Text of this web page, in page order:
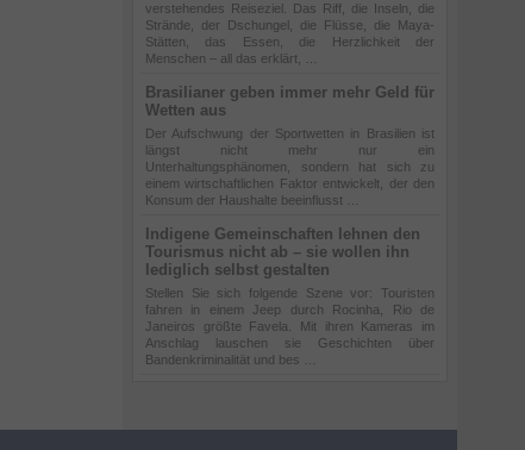
verstehendes Reiseziel. Das Riff, die Inseln, die
Strände, der Dschungel, die Flüsse, die Maya-
Stätten, das Essen, die Herzlichkeit der
Menschen – all das erklärt, …
Brasilianer geben immer mehr Geld für
Wetten aus
Der Aufschwung der Sportwetten in Brasilien ist
längst nicht mehr nur ein
Unterhaltungsphänomen, sondern hat sich zu
einem wirtschaftlichen Faktor entwickelt, der den
Konsum der Haushalte beeinflusst …
Indigene Gemeinschaften lehnen den
Tourismus nicht ab – sie wollen ihn
lediglich selbst gestalten
Stellen Sie sich folgende Szene vor: Touristen
fahren in einem Jeep durch Rocinha, Rio de
Janeiros größte Favela. Mit ihren Kameras im
Anschlag lauschen sie Geschichten über
Bandenkriminalität und bes …